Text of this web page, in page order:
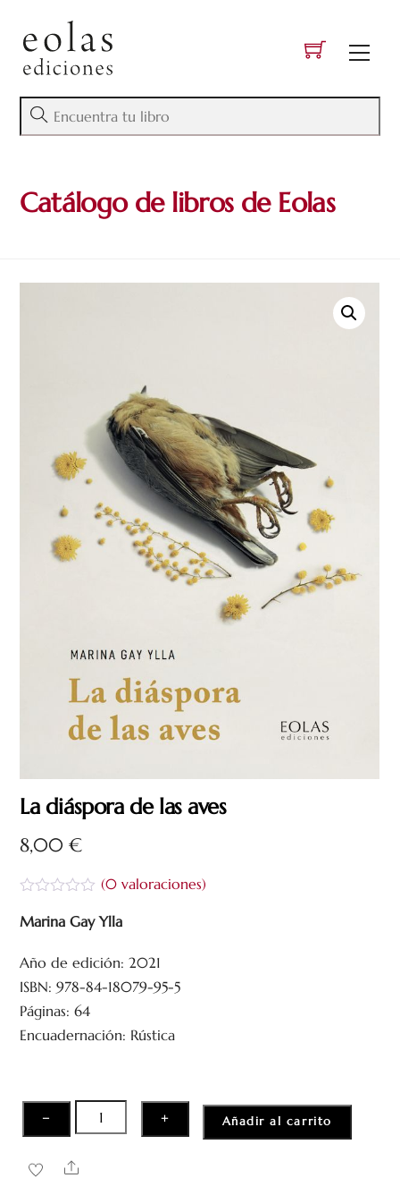
content
Catálogo de libros de Eolas
La diáspora de las aves
8,00€
a
r
d
o
c
o
5
(0valoraciones)
Marina Gay Ylla
Año de edición: 2021
ISBN: 978-84-18079-95-5
Páginas: 64
Encuadernación: Rústica
−
diáspora
de
+ Añadir al carrito
Share